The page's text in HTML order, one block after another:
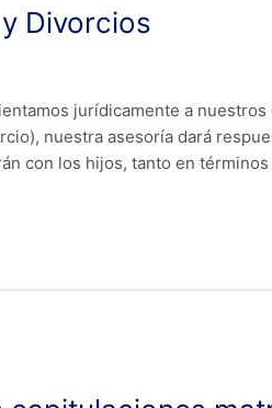
Divorcios
jurídicamente a
nuestra asesoría dará
con los hijos, tanto en términos